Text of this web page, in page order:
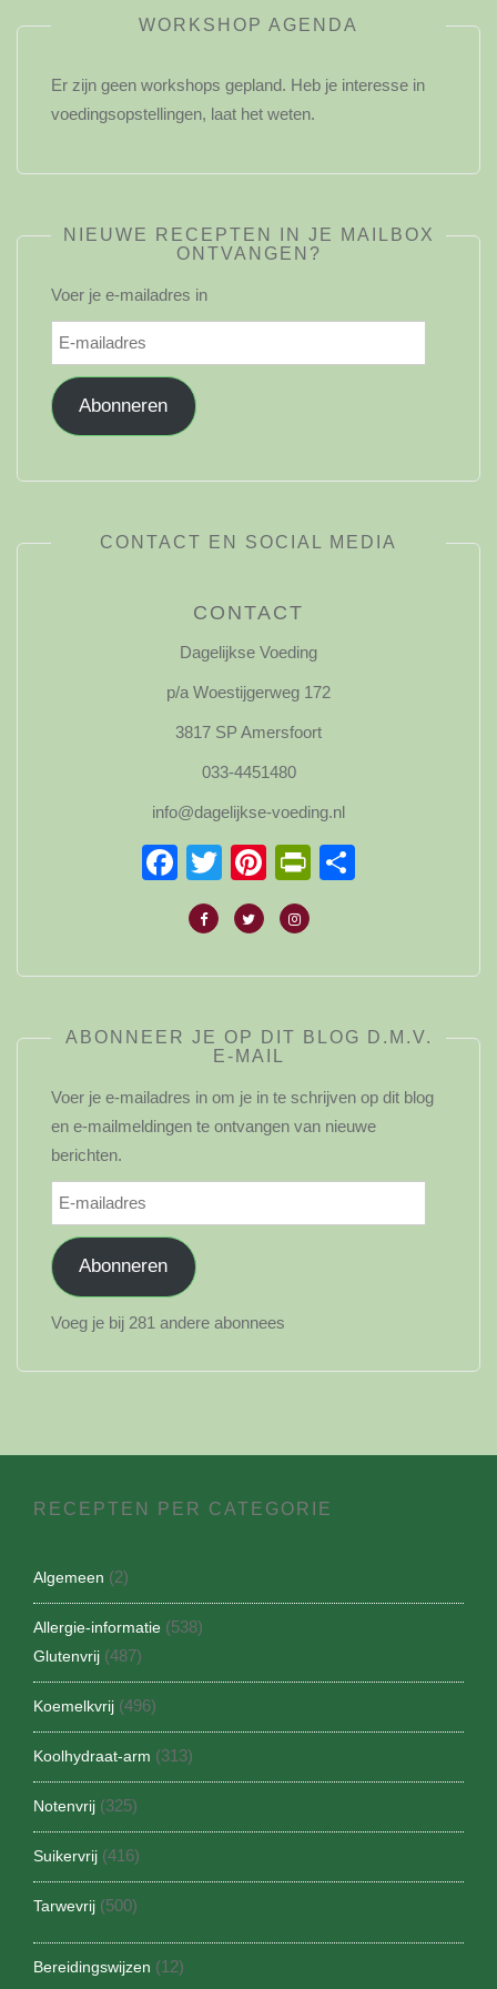
WORKSHOP AGENDA
Er zijn geen workshops gepland. Heb je interesse in
voedingsopstellingen, laat het weten.
NIEUWE RECEPTEN IN JE MAILBOX
ONTVANGEN?
Voer je e-mailadres in
E-
mailadres
Abonneren
CONTACT EN SOCIAL MEDIA
CONTACT
Dagelijkse Voeding
p/a Woestijgerweg 172
3817 SP Amersfoort
033-4451480
info@dagelijkse-voeding.nl
Facebook
TwitterPinterest
ABONNEER JE OP DIT BLOG D.M.V.
E-MAIL
Voer je e-mailadres in om je in te schrijven op dit blog
en e-mailmeldingen te ontvangen van nieuwe
berichten.
E-
mailadres
Abonneren
Voeg je bij 281 andere abonnees
RECEPTEN PER CATEGORIE
Algemeen (2)
Allergie-informatie (538)
Glutenvrij (487)
Koemelkvrij (496)
Koolhydraat-arm (313)
Notenvrij (325)
Suikervrij (416)
Tarwevrij (500)
Bereidingswijzen (12)